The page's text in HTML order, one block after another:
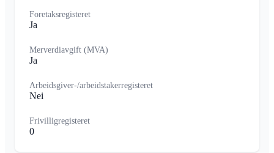
Foretaksregisteret
Ja
Merverdiavgift (MVA)
Ja
Arbeidsgiver-/arbeidstakerregisteret
Nei
Frivilligregisteret
0